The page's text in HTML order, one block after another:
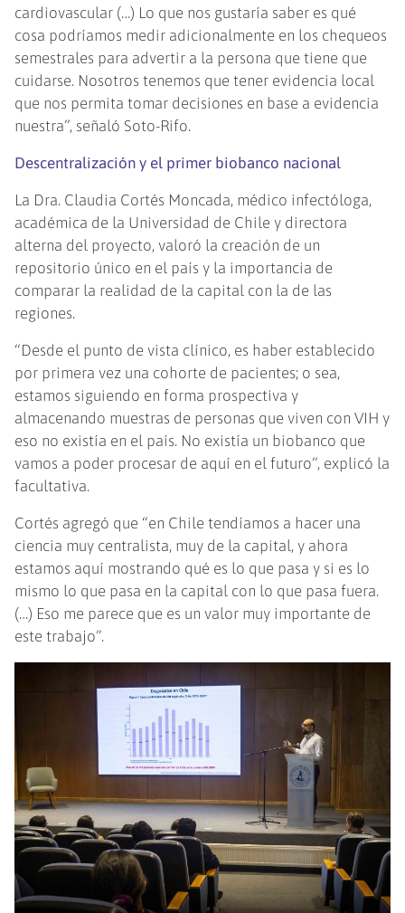
cardiovascular (…) Lo que nos gustaría saber es qué
cosa podríamos medir adicionalmente en los chequeos
semestrales para advertir a la persona que tiene que
cuidarse. Nosotros tenemos que tener evidencia local
que nos permita tomar decisiones en base a evidencia
nuestra”, señaló Soto-Rifo.
Descentralización y el primer biobanco nacional
La Dra. Claudia Cortés Moncada, médico infectóloga,
académica de la Universidad de Chile y directora
alterna del proyecto, valoró la creación de un
repositorio único en el país y la importancia de
comparar la realidad de la capital con la de las
regiones.
“Desde el punto de vista clínico, es haber establecido
por primera vez una cohorte de pacientes; o sea,
estamos siguiendo en forma prospectiva y
almacenando muestras de personas que viven con VIH y
eso no existía en el país. No existía un biobanco que
vamos a poder procesar de aquí en el futuro”, explicó la
facultativa.
Cortés agregó que “en Chile tendíamos a hacer una
ciencia muy centralista, muy de la capital, y ahora
estamos aquí mostrando qué es lo que pasa y si es lo
mismo lo que pasa en la capital con lo que pasa fuera.
(…) Eso me parece que es un valor muy importante de
este trabajo”.